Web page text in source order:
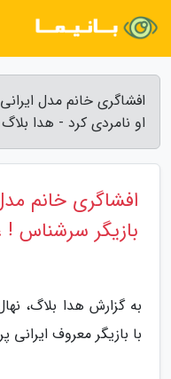
افشاگری خانم مدل
او نامردی کرد - هدا بلاگ
افشاگری خانم
بازیگر سرشناس !
به گزارش هدا بلاگ،
با بازیگر معروف ایرانی